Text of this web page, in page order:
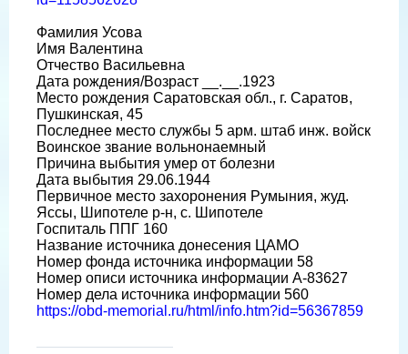
Фамилия Усова
Имя Валентина
Отчество Васильевна
Дата рождения/Возраст __.__.1923
Место рождения Саратовская обл., г. Саратов,
Пушкинская, 45
Последнее место службы 5 арм. штаб инж. войск
Воинское звание вольнонаемный
Причина выбытия умер от болезни
Дата выбытия 29.06.1944
Первичное место захоронения Румыния, жуд.
Яссы, Шипотеле р-н, с. Шипотеле
Госпиталь ППГ 160
Название источника донесения ЦАМО
Номер фонда источника информации 58
Номер описи источника информации А-83627
Номер дела источника информации 560
https://obd-memorial.ru/html/info.htm?id=56367859